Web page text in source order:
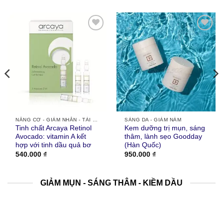
Tinh chất Arcaya Retinol
Avocado: vitamin A kết
hợp với tinh dầu quả bơ
540.000₫
Thích
SÁNG DA - GIẢM NÁM
Kem dưỡng trị mụn, sáng
thâm, lành sẹo Goodday
(Hàn Quốc)
950.000₫
GIẢM MỤN - SÁNG THÂM - KIỀM DẦU